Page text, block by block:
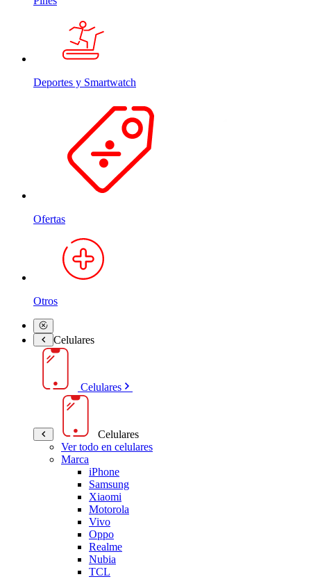
Deportes y Smartwatch
Ofertas
Otros
Celulares
Celulares
Celulares
Ver todo en celulares
Marca
iPhone
Samsung
Xiaomi
Motorola
Vivo
Oppo
Realme
Nubia
TCL